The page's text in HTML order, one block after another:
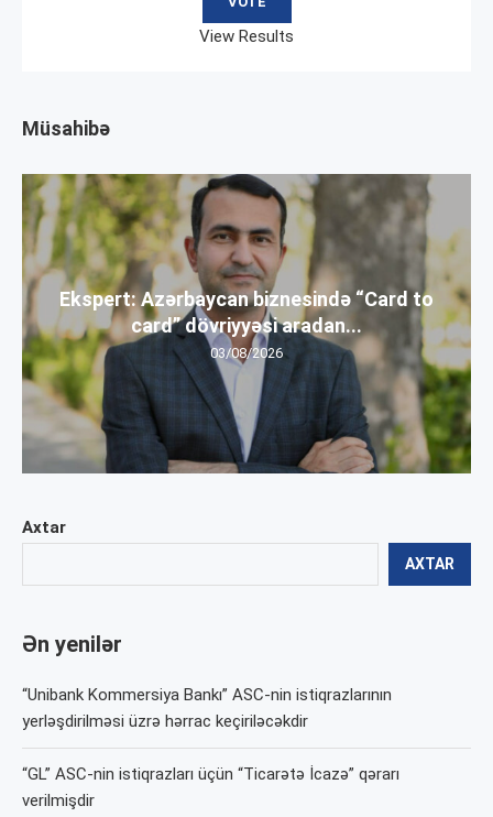
Axtar
AXTAR
Ən yenilər
“Unibank Kommersiya Bankı” ASC-nin istiqrazlarının
yerləşdirilməsi üzrə hərrac keçiriləcəkdir
“GL” ASC-nin istiqrazları üçün “Ticarətə İcazə” qərarı
verilmişdir
View Results
Müsahibə
Ekspert: Azərbaycan biznesində “Card to
card” dövriyyəsi aradan...
03/08/2026